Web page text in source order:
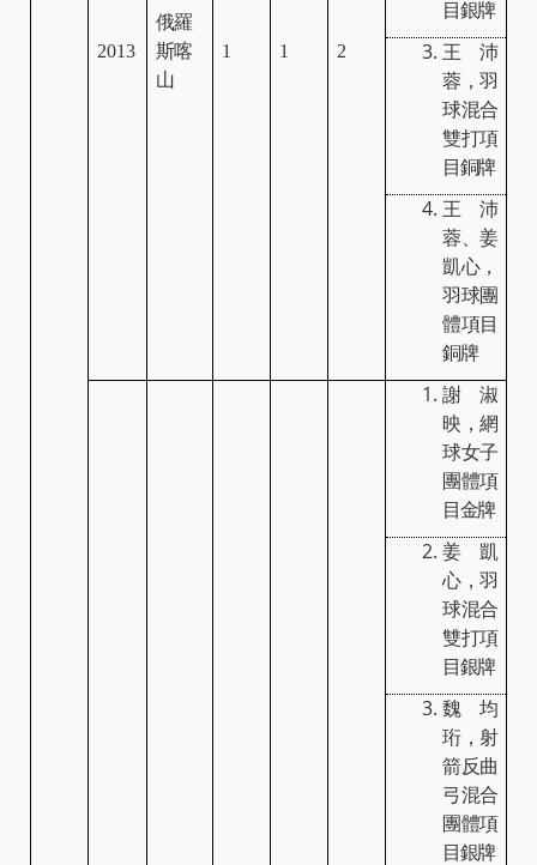
2013
俄羅
斯喀
山
1 1 2
目銀牌
王沛
蓉，羽
球混合
雙打項
目銅牌
王沛
蓉、姜
凱心，
羽球團
體項目
銅牌
謝淑
映，網
球女子
團體項
目金牌
姜凱
心，羽
球混合
雙打項
目銀牌
魏均
珩，射
箭反曲
弓混合
團體項
目銀牌